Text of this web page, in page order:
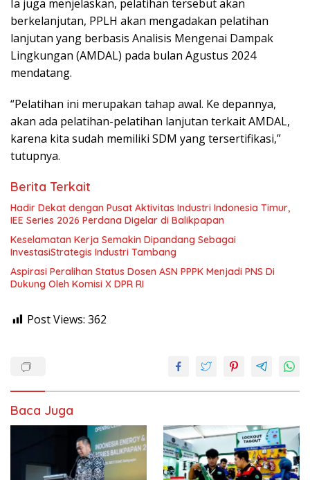
Ia juga menjelaskan, pelatihan tersebut akan
berkelanjutan, PPLH akan mengadakan pelatihan
lanjutan yang berbasis Analisis Mengenai Dampak
Lingkungan (AMDAL) pada bulan Agustus 2024
mendatang.
“Pelatihan ini merupakan tahap awal. Ke depannya,
akan ada pelatihan-pelatihan lanjutan terkait AMDAL,
karena kita sudah memiliki SDM yang tersertifikasi,”
tutupnya.
Berita Terkait
Hadir Dekat dengan Pusat Aktivitas Industri Indonesia Timur,
IEE Series 2026 Perdana Digelar di Balikpapan
Keselamatan Kerja Semakin Dipandang Sebagai
InvestasiStrategis Industri Tambang
Aspirasi Peralihan Status Dosen ASN PPPK Menjadi PNS Di
Dukung Oleh Komisi X DPR RI
Post Views: 362
Baca Juga